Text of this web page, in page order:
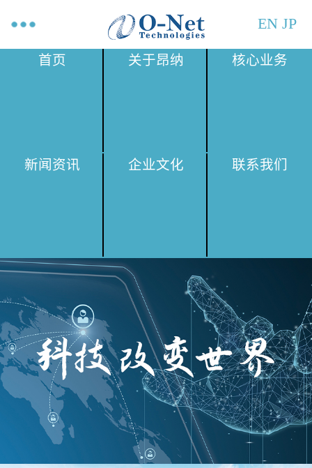
EN JP
首页 关于昂纳 核心业务
新闻资讯 企业文化 联系我们